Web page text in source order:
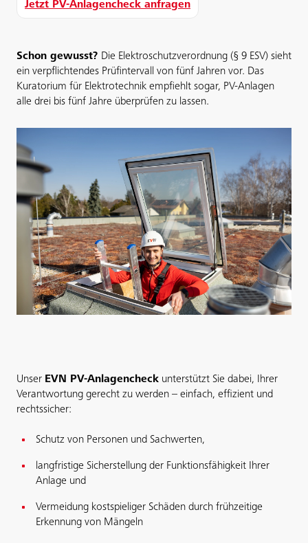
Jetzt PV-Anlagencheck anfragen
Schon gewusst? Die Elektroschutzverordnung (§ 9 ESV) sieht
ein verpflichtendes Prüfintervall von fünf Jahren vor. Das
Kuratorium für Elektrotechnik empfiehlt sogar, PV-Anlagen
alle drei bis fünf Jahre überprüfen zu lassen.
Unser EVN PV-Anlagencheck unterstützt Sie dabei, Ihrer
Verantwortung gerecht zu werden – einfach, effizient und
rechtssicher:
Schutz von Personen und Sachwerten,
langfristige Sicherstellung der Funktionsfähigkeit Ihrer
Anlage und
Vermeidung kostspieliger Schäden durch frühzeitige
Erkennung von Mängeln